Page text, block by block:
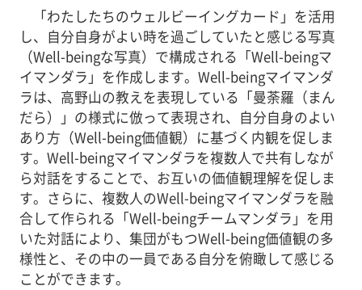
「わたしたちのウェルビーイングカード」を活用
し、自分自身がよい時を過ごしていたと感じる写真
（Well-beingな写真）で構成される「Well-beingマ
イマンダラ」を作成します。Well-beingマイマンダ
ラは、高野山の教えを表現している「曼荼羅（まん
だら）」の様式に倣って表現され、自分自身のよい
あり方（Well-being価値観）に基づく内観を促しま
す。Well-beingマイマンダラを複数人で共有しなが
ら対話をすることで、お互いの価値観理解を促しま
す。さらに、複数人のWell-beingマイマンダラを融
合して作られる「Well-beingチームマンダラ」を用
いた対話により、集団がもつWell-being価値観の多
様性と、その中の一員である自分を俯瞰して感じる
ことができます。